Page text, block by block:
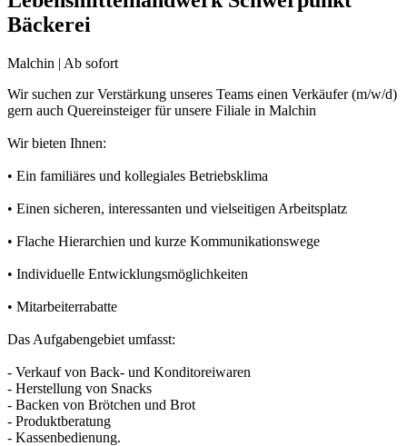
Bäckerei
Malchin | Ab sofort
Wir suchen zur Verstärkung unseres Teams einen Verkäufer (m/w/d)
gern auch Quereinsteiger für unsere Filiale in Malchin
Wir bieten Ihnen:
• Ein familiäres und kollegiales Betriebsklima
• Einen sicheren, interessanten und vielseitigen Arbeitsplatz
• Flache Hierarchien und kurze Kommunikationswege
• Individuelle Entwicklungsmöglichkeiten
• Mitarbeiterrabatte
Das Aufgabengebiet umfasst:
- Verkauf von Back- und Konditoreiwaren
- Herstellung von Snacks
- Backen von Brötchen und Brot
- Produktberatung
- Kassenbedienung.